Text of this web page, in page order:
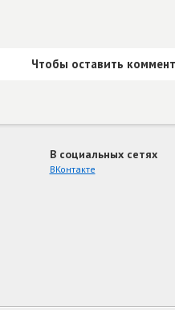
Чтобы оставить
В социальных сетях
ВКонтакте